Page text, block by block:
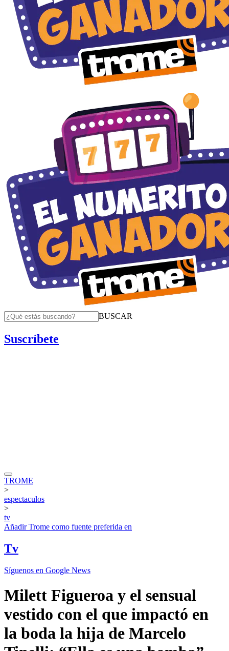
BUSCAR
Suscríbete
TROME
>
espectaculos
>
tv
AñadirTrome como fuente preferida en
Tv
Síguenos en Google News
Milett Figueroa y el sensual
vestido con el que impactó en
la boda la hija de Marcelo